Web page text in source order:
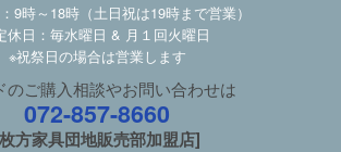
9時～18時（土日祝は19時まで営業）
休日：毎水曜日 & 月１回火曜日
※祝祭日の場合は営業します
のご購入相談やお問い合わせは
072-857-8660
方家具団地販売部加盟店]